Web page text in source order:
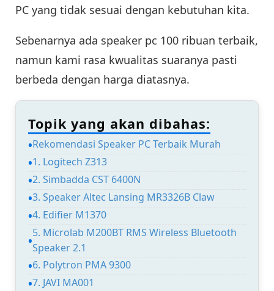
PC yang tidak sesuai dengan kebutuhan kita.
Sebenarnya ada speaker pc 100 ribuan terbaik,
namun kami rasa kwualitas suaranya pasti
berbeda dengan harga diatasnya.
Topik yang akan dibahas:
Rekomendasi Speaker PC Terbaik Murah
1. Logitech Z313
2. Simbadda CST 6400N
3. Speaker Altec Lansing MR3326B Claw
4. Edifier M1370
5. Microlab M200BT RMS Wireless Bluetooth
Speaker 2.1
6. Polytron PMA 9300
7. JAVI MA001